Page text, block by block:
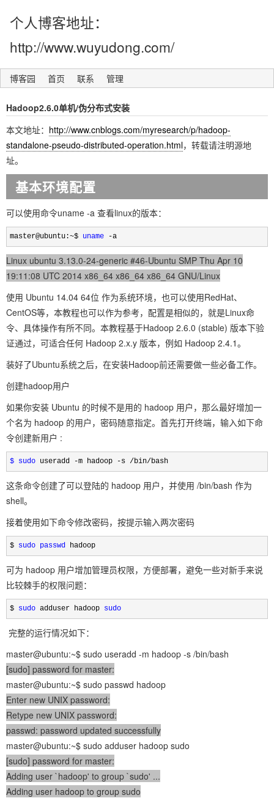
个人博客地址：
http://www.wuyudong.com/
博客园 首页 联系 管理
Hadoop2.6.0单机/伪分布式安装
本文地址： http://www.cnblogs.com/myresearch/p/hadoop-
standalone-pseudo-distributed-operation.html，转载请注明源地
址。
基本环境配置
可以使用命令uname -a 查看linux的版本：
master@ubuntu:~$ uname -a
Linux ubuntu 3.13.0-24-generic #46-Ubuntu SMP Thu Apr 10
19:11:08 UTC 2014 x86_64 x86_64 x86_64 GNU/Linux
使用 Ubuntu 14.04 64位 作为系统环境，也可以使用RedHat、
CentOS等，本教程也可以作为参考，配置是相似的，就是Linux命
令、具体操作有所不同。本教程基于Hadoop 2.6.0 (stable) 版本下验
证通过，可适合任何 Hadoop 2.x.y 版本，例如 Hadoop 2.4.1。
装好了Ubuntu系统之后，在安装Hadoop前还需要做一些必备工作。
创建hadoop用户
如果你安装 Ubuntu 的时候不是用的 hadoop 用户，那么最好增加一
个名为 hadoop 的用户，密码随意指定。首先打开终端，输入如下命
令创建新用户 :
$ sudo useradd -m hadoop -s /bin/bash
这条命令创建了可以登陆的 hadoop 用户，并使用 /bin/bash 作为
shell。
接着使用如下命令修改密码，按提示输入两次密码
$ sudo passwd hadoop
可为 hadoop 用户增加管理员权限，方便部署，避免一些对新手来说
比较棘手的权限问题：
$ sudo adduser hadoop sudo
完整的运行情况如下：
master@ubuntu:~$ sudo useradd -m hadoop -s /bin/bash
[sudo] password for master:
master@ubuntu:~$ sudo passwd hadoop
Enter new UNIX password:
Retype new UNIX password:
passwd: password updated successfully
master@ubuntu:~$ sudo adduser hadoop sudo
[sudo] password for master:
Adding user `hadoop' to group `sudo' ...
Adding user hadoop to group sudo